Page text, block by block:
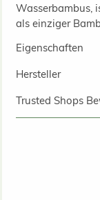
Wasserbambus,
als einziger
Eigenschaften
Hersteller
Trusted Shops